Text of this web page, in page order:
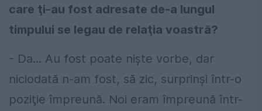
care ţi-au fost adresate de-a lungul
timpului se legau de relaţia voastră?
- Da... Au fost poate nişte vorbe, dar
niciodată n-am fost, să zic, surprinşi într-o
poziţie împreună. Noi eram împreună într-